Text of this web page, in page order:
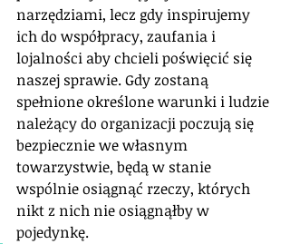
narzędziami, lecz gdy inspirujemy
ich do współpracy, zaufania i
lojalności aby chcieli poświęcić się
naszej sprawie. Gdy zostaną
spełnione określone warunki i ludzie
należący do organizacji poczują się
bezpiecznie we własnym
towarzystwie, będą w stanie
wspólnie osiągnąć rzeczy, których
nikt z nich nie osiągnąłby w
pojedynkę.